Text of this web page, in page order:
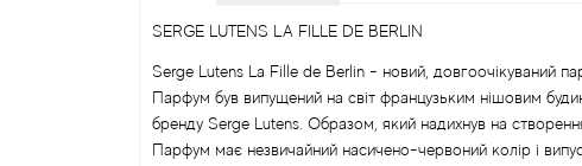
SERGE LUTENS LA FILLE DE BERLIN
Serge Lutens La Fille de Berlin - новий, довгоочікуваний
Парфум був випущений на світ французьким нішовим
бренду Serge Lutens. Образом, який надихнув на
Парфум має незвичайний насичено-червоний колір і